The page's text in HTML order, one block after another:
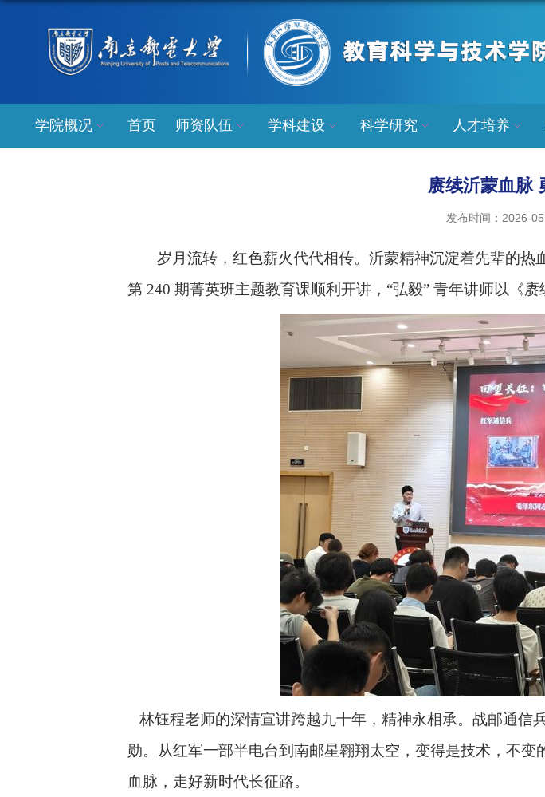
学院概况 首页 师资队伍 学科建设 科学研究 人才培养
赓续沂蒙血脉
发布时间：2026-
岁月流转，红色薪火代代相传。沂蒙精神沉淀着先辈的
第 240 期菁英班主题教育课顺利开讲， “弘毅” 青年讲师以《赓
林钰程老师的深情宣讲跨越九十年，精神永相承。战邮通
勋。从红军一部半电台到南邮星翱翔太空，变得是技术，不
血脉，走好新时代长征路。